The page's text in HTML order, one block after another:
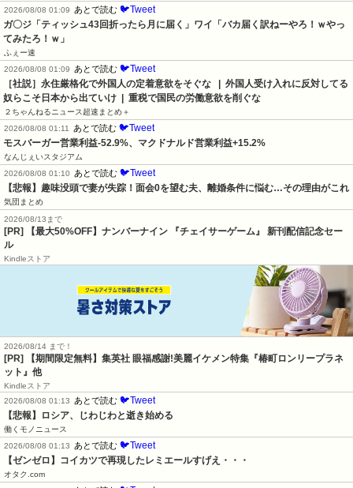
2026/08/08 01:09
あとで読む 🐦Tweet
ガ〇ジ「ティッシュ43回折ったら月に届く」ワイ「バカ届く訳ねーやろ！ｗやっ
てみたろ！ｗ」
ふぇー速
2026/08/08 01:09
あとで読む 🐦Tweet
［社説］永住厳格化で外国人の定着意欲をそぐな   |  外国人受け入れに反対してる
奴らこそ日本から出ていけ  |  重税で国民の労働意欲を削ぐな
２ちゃんねるニュース超速まとめ＋
2026/08/08 01:11
あとで読む 🐦Tweet
モスバーガー営業利益-52.9%、マクドナルド営業利益+15.2%
なんじぇいスタジアム
2026/08/08 01:10
あとで読む 🐦Tweet
【悲報】趣味没頭で妻が失踪！面会0を望む夫、離婚条件に悩む…その理由がこれ
気団まとめ
2026/08/13まで
[PR] 【最大50%OFF】ナンバーナイン 『チェイサーゲーム』 新刊配信記念セー
ル
Kindleストア
2026/08/14 まで！
[PR] 【期間限定無料】集英社 眼福感謝!美麗イケメン特集『椿町ロンリープラネ
ット』他
Kindleストア
2026/08/08 01:13
あとで読む 🐦Tweet
【悲報】ロシア、じわじわと逝き始める
働くモノニュース
2026/08/08 01:13
あとで読む 🐦Tweet
【ゼンゼロ】コイカツで再現したレミエールすげえ・・・
オタク.com